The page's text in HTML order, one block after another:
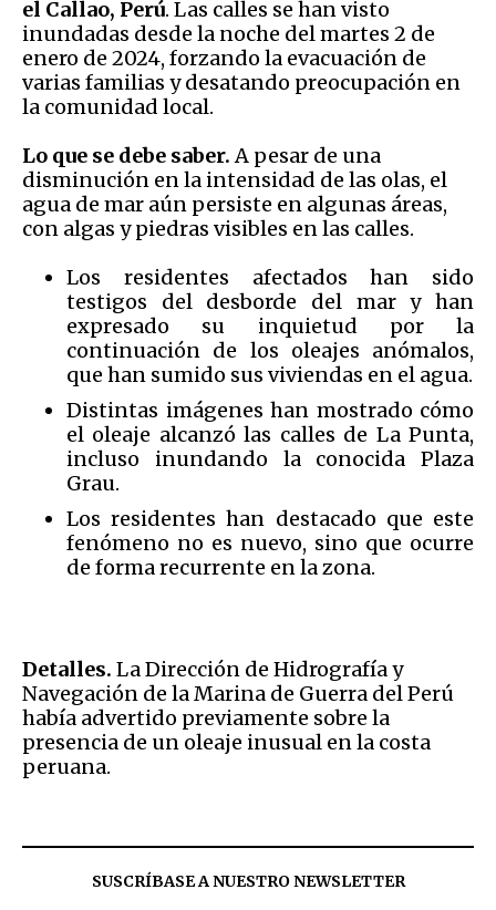
el Callao, Perú. Las calles se han visto
inundadas desde la noche del martes 2 de
enero de 2024, forzando la evacuación de
varias familias y desatando preocupación en
la comunidad local.
Lo que se debe saber.A pesar de una
disminución en la intensidad de las olas, el
agua de mar aún persiste en algunas áreas,
con algas y piedras visibles en las calles.
Los residentes afectados han sido
testigos del desborde del mar y han
expresado su inquietud por la
continuación de los oleajes anómalos,
que han sumido sus viviendas en el agua.
Distintas imágenes han mostrado cómo
el oleaje alcanzó las calles de La Punta,
incluso inundando la conocida Plaza
Grau.
Los residentes han destacado que este
fenómeno no es nuevo, sino que ocurre
de forma recurrente en la zona.
Detalles. La Dirección de Hidrografía y
Navegación de la Marina de Guerra del Perú
había advertido previamente sobre la
presencia de un oleaje inusual en la costa
peruana.
SUSCRÍBASE A NUESTRO NEWSLETTER